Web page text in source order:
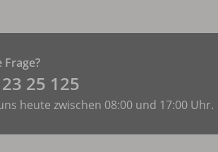
Frage?
25 125
heute zwischen 08:00 und 17:00 Uhr.